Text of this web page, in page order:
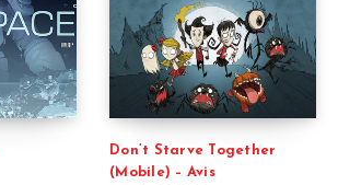
Don’t Starve Together
(Mobile) – Avis